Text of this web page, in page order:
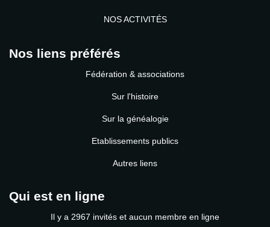
NOS ACTIVITÉS
Nos liens préférés
Fédération & associations
Sur l'histoire
Sur la généalogie
Etablissements publics
Autres liens
Qui est en ligne
Il y a 2967 invités et aucun membre en ligne